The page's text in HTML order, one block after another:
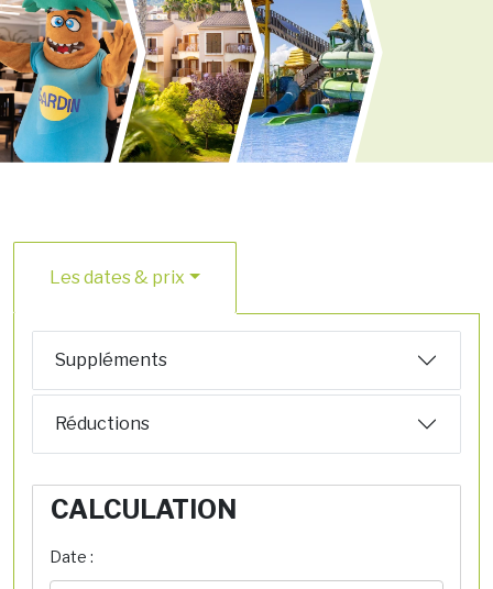
Les dates & prix
Suppléments
Réductions
CALCULATION
Date :